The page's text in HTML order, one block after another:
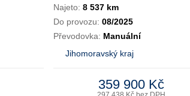
Najeto: 8 537 km
Do provozu: 08/2025
Převodovka: Manuální
Jihomoravský kraj
359 900 Kč